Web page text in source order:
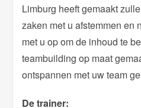
Limburg heeft gemaakt
zaken met u afstemmen en
met u op om de inhoud te
teambuilding op maat
ontspannen met uw team
De trainer: